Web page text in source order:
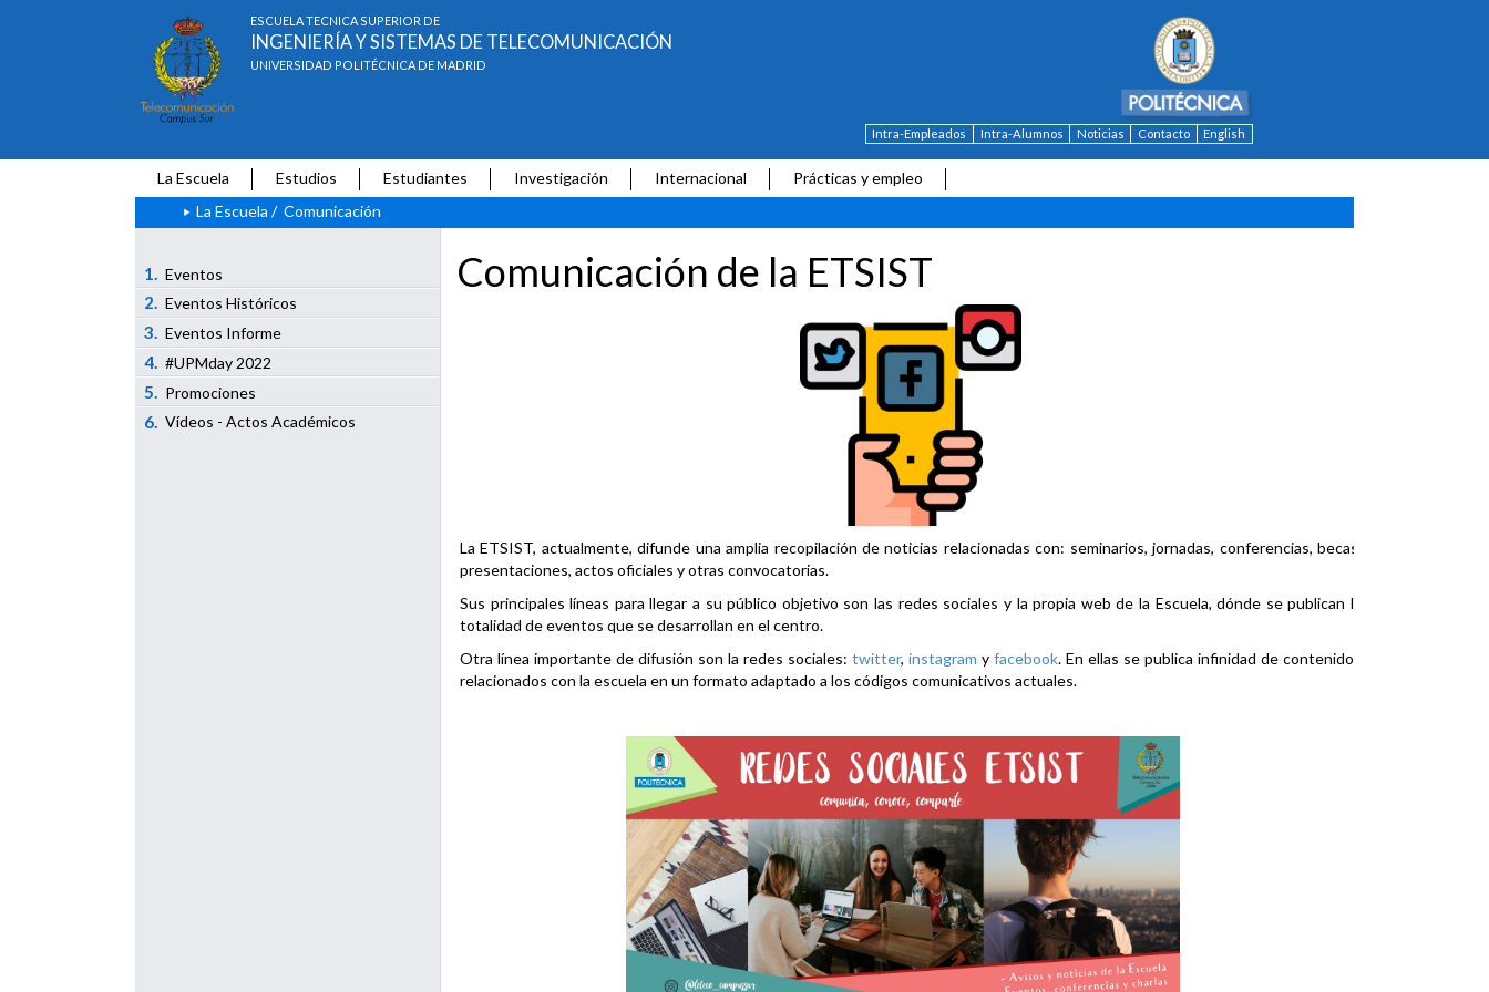
ESCUELA TÉCNICA SUPERIOR DE
INGENIERÍA Y SISTEMAS DE TELECOMUNICACIÓN
UNIVERSIDAD POLITÉCNICA DE MADRID
Intra-Empleados Intra-Alumnos Noticias Contacto English
La Escuela Estudios Estudiantes Investigación Internacional
Prácticas y empleo
La Escuela / Comunicación
1. Eventos
2. Eventos Históricos
3. Eventos Informe
4. #UPMday 2022
5. Promociones
6. Vídeos - Actos Académicos
Comunicación de la ETSIST
La ETSIST, actualmente, difunde una amplia recopilación de noticias relacionadas con: seminarios, jornadas, conferencias, becas,
presentaciones, actos oficiales y otras convocatorias.
Sus principales líneas para llegar a su público objetivo son las redes sociales y la propia web de la Escuela, dónde se publican la
totalidad de eventos que se desarrollan en el centro.
Otra línea importante de difusión son la redes sociales: twitter, instagram y facebook. En ellas se publica infinidad de contenidos
relacionados con la escuela en un formato adaptado a los códigos comunicativos actuales.